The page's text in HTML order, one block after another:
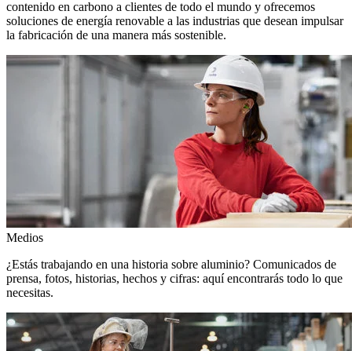
contenido en carbono a clientes de todo el mundo y ofrecemos
soluciones de energía renovable a las industrias que desean impulsar
la fabricación de una manera más sostenible.
Medios
¿Estás trabajando en una historia sobre aluminio? Comunicados de
prensa, fotos, historias, hechos y cifras: aquí encontrarás todo lo que
necesitas.